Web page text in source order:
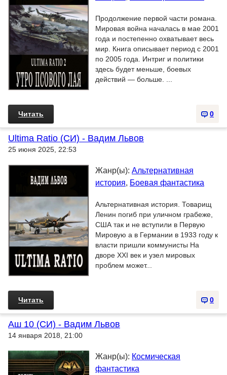
Продолжение первой части романа.
Мировая война началась в мае 2001
года и постепенно охватывает весь
мир. Книга описывает период с 2001
по 2005 года. Интриг и политики
здесь будет меньше, боевых
действий — больше. ...
0
Читать
Ultima Ratio (СИ) - Вадим Львов
25 июня 2025, 22:53
Жанр(ы): Альтернативная
история, Боевая фантастика
Альтернативная история. Товарищ
Ленин погиб при уличном грабеже,
США так и не вступили в Первую
Мировую а в Германии в 1933 году к
власти пришли коммунисты На
дворе XXI век и узел мировых
проблем может...
0
Читать
Аш 10 (СИ) - Вадим Львов
14 января 2018, 21:00
Жанр(ы): Космическая
фантастика